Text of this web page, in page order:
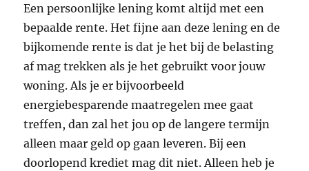
Een persoonlijke lening komt altijd met een
bepaalde rente. Het fijne aan deze lening en de
bijkomende rente is dat je het bij de belasting
af mag trekken als je het gebruikt voor jouw
woning. Als je er bijvoorbeeld
energiebesparende maatregelen mee gaat
treffen, dan zal het jou op de langere termijn
alleen maar geld op gaan leveren. Bij een
doorlopend krediet mag dit niet. Alleen heb je